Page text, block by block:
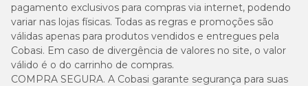
pagamento exclusivos para compras via internet, podendo
variar nas lojas físicas. Todas as regras e promoções são
válidas apenas para produtos vendidos e entregues pela
Cobasi. Em caso de divergência de valores no site, o valor
válido é o do carrinho de compras.
COMPRA SEGURA. A Cobasi garante segurança para suas